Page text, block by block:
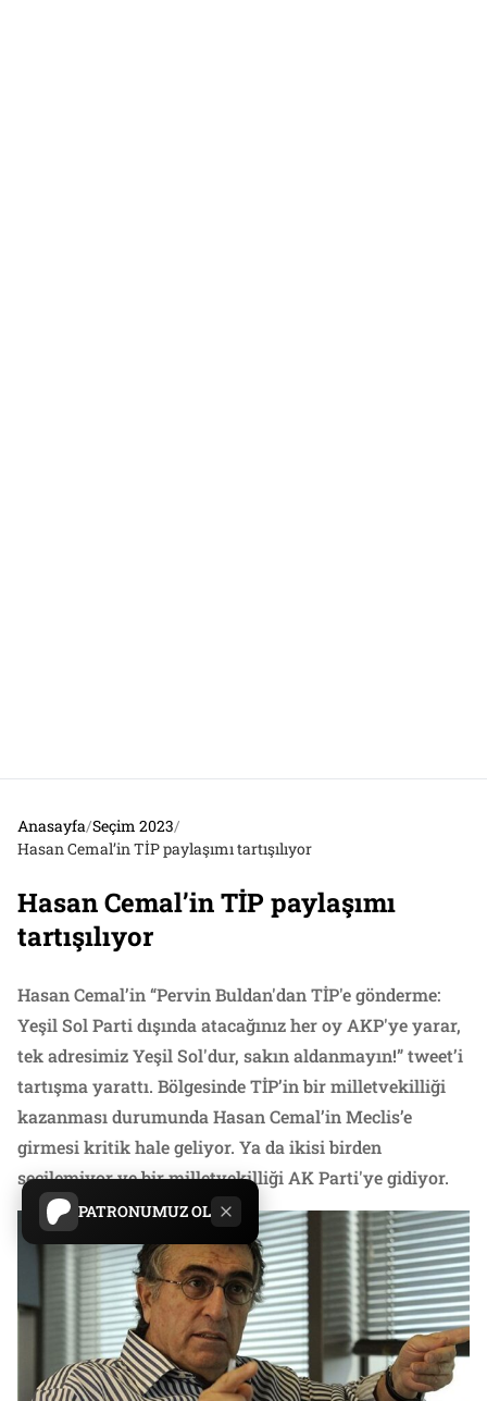
PATRONUMUZ OL
Anasayfa/Seçim 2023/
Hasan Cemal’in TİP paylaşımı tartışılıyor
Hasan Cemal’in TİP paylaşımı
tartışılıyor
Hasan Cemal’in “Pervin Buldan'dan TİP'e gönderme:
Yeşil Sol Parti dışında atacağınız her oy AKP'ye yarar,
tek adresimiz Yeşil Sol'dur, sakın aldanmayın!” tweet’i
tartışma yarattı. Bölgesinde TİP’in bir milletvekilliği
kazanması durumunda Hasan Cemal’in Meclis’e
girmesi kritik hale geliyor. Ya da ikisi birden
seçilemiyor ve bir milletvekilliği AK Parti'ye gidiyor.